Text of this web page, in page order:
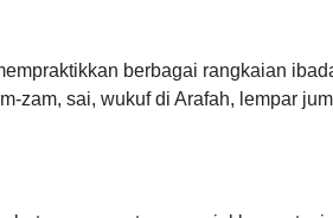
berbagai rangkaian